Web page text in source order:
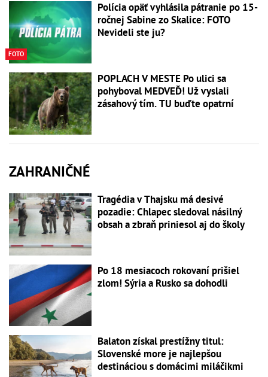
FOTO
Polícia opäť vyhlásila pátranie po 15-
ročnej Sabine zo Skalice: FOTO
Nevideli ste ju?
POPLACH V MESTE Po ulici sa
pohyboval MEDVEĎ! Už vyslali
zásahový tím. TU buďte opatrní
ZAHRANIČNÉ
Tragédia v Thajsku má desivé
pozadie: Chlapec sledoval násilný
obsah a zbraň priniesol aj do školy
Po 18 mesiacoch rokovaní prišiel
zlom! Sýria a Rusko sa dohodli
Balaton získal prestížny titul:
Slovenské more je najlepšou
destináciou s domácimi miláčikmi